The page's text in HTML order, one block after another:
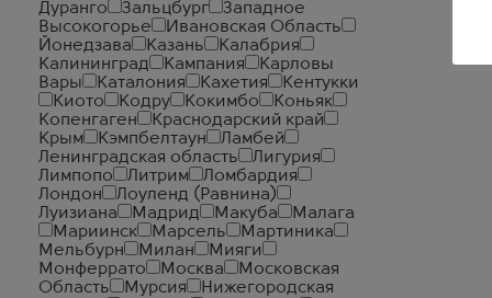
Дуранго
Зальцбург
Западное
Высокогорье
Ивановская Область
Йонедзава
Казань
Калабрия
Калининград
Кампания
Карловы
Вары
Каталония Кахетия
Кентукки
Киото
Кодру Кокимбо
Коньяк
Копенгаген
Краснодарский край
Крым
Кэмпбелтаун
Ламбей
Ленинградская область
Лигурия
Лимпопо
Литрим
Ломбардия
Лондон
Лоуленд (Равнина)
Луизиана
Мадрид Макуба
Малага
Мариинск
Марсель
Мартиника
Мельбурн
Милан
Мияги
Монферрато
Москва
Московская
Область
Мурсия
Нижегородская